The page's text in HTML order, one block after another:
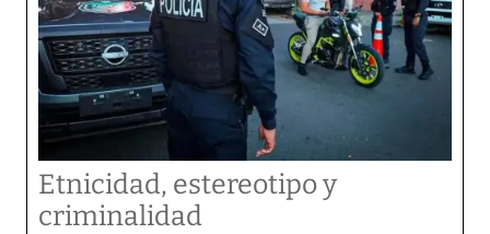
Etnicidad, estereotipo y
criminalidad